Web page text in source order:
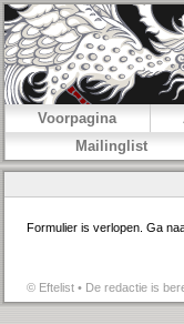
Voorpagina
Mailinglist
Formulier is verlopen. Ga
© Eftelist • De redactie is